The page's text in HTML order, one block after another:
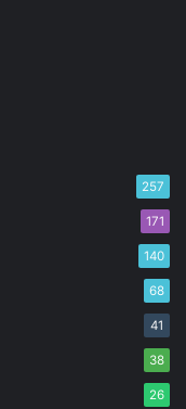
257
171
140
68
41
38
26